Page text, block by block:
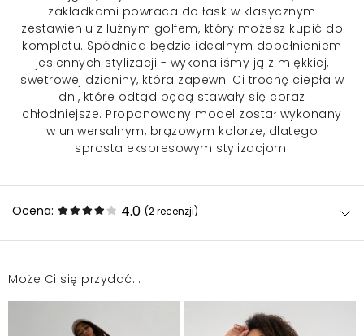
zakładkami powraca do łask w klasycznym
zestawieniu z luźnym golfem, który możesz kupić do
kompletu. Spódnica będzie idealnym dopełnieniem
jesiennych stylizacji - wykonaliśmy ją z miękkiej,
swetrowej dzianiny, która zapewni Ci trochę ciepła w
dni, które odtąd będą stawały się coraz
chłodniejsze. Proponowany model został wykonany
w uniwersalnym, brązowym kolorze, dlatego
sprosta ekspresowym stylizacjom.
Ocena: 4.0 (2recenzji)
Piękna spódniczka. Polecam.
Może Ci się przydać...